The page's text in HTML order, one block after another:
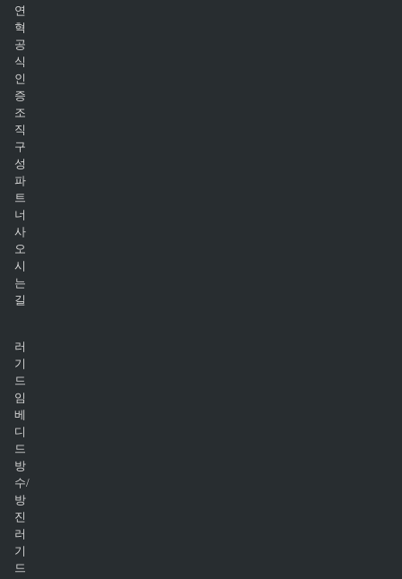
연
혁
공
식
인
증
조
직
구
성
파
트
너
사
오
시
는
길
러
기
드
임
베
디
드
방
수/
방
진
러
기
드